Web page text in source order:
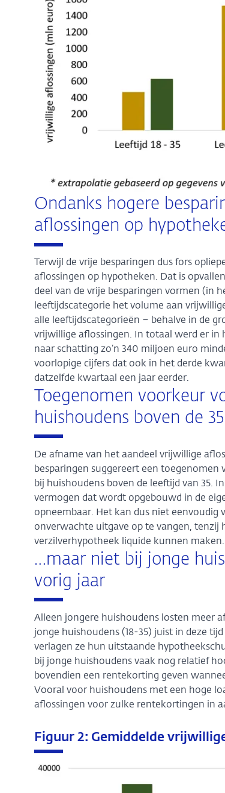
Ondanks hogere
aflossingen op
Terwijl de vrije besparingen dus fors
aflossingen op hypotheken. Dat is
deel van de vrije besparingen vormen (in
leeftijdscategorie het volume aan
alle leeftijdscategorieën – behalve in de
vrijwillige aflossingen. In totaal werd er in
naar schatting zo’n 340 miljoen euro
voorlopige cijfers dat ook in het derde
datzelfde kwartaal een jaar eerder.
Toegenomen voorkeur
huishoudens boven de
De afname van het aandeel vrijwillige
besparingen suggereert een
bij huishoudens boven de leeftijd van 35.
vermogen dat wordt opgebouwd in de
opneembaar. Het kan dus niet
onverwachte uitgave op te vangen, tenzij
verzilverhypotheek liquide kunnen maken.
…maar niet bij jonge
vorig jaar
Alleen jongere huishoudens losten meer
jonge huishoudens (18-35) juist in deze
verlagen ze hun uitstaande
bij jonge huishoudens vaak nog relatief
bovendien een rentekorting geven
Vooral voor huishoudens met een hoge
aflossingen voor zulke rentekortingen in
Figuur 2: Gemiddelde